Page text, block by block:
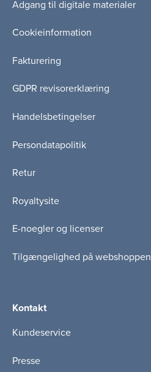
Adgang til digitale materialer
Cookieinformation
Fakturering
GDPR revisorerklæring
Handelsbetingelser
Persondatapolitik
Retur
Royaltysite
E-noegler og licenser
Tilgængelighed på webshoppen
Kontakt
Kundeservice
Presse